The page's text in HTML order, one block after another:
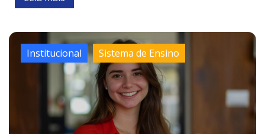
Institucional Sistema de Ensino